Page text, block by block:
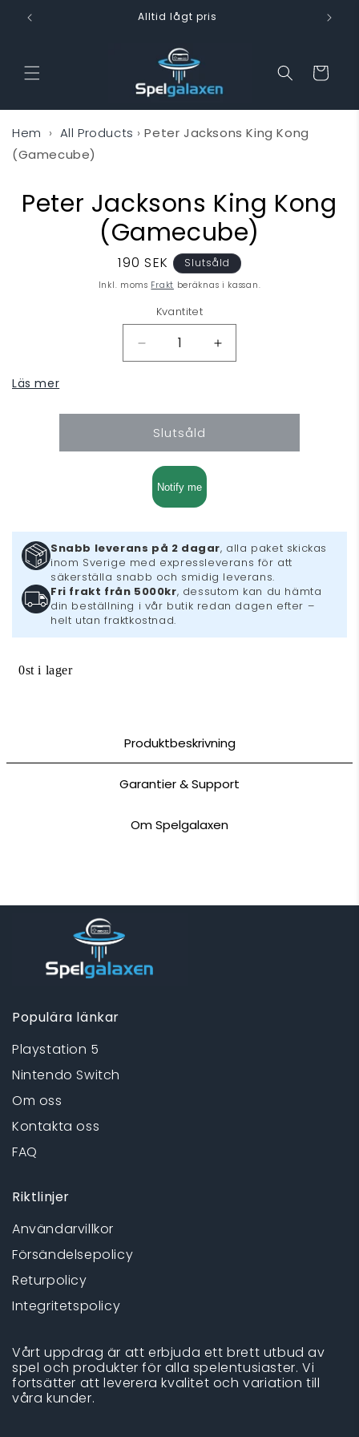
vidare
till
Alltid lågt pris
Varukorg
Hem › All Products › Peter Jacksons King Kong
(Gamecube)
vidare till
Peter Jacksons King Kong
(Gamecube)
Ordinarie
pris
190 SEK Slutsåld
Inkl. moms Frakt beräknas i kassan.
Kvantitet
Minska
kvantitet
Jacksons
King
Kong
(Gamecube)
Öka
kvantitet
Jacksons
Kong
Läs mer
Slutsåld
Notify me
Snabb leverans på 2 dagar, alla paket skickas
inom Sverige med expressleverans för att
säkerställa snabb och smidig leverans.
Fri frakt från 5000kr, dessutom kan du hämta
din beställning i vår butik redan dagen efter –
helt utan fraktkostnad.
0st i lager
Produktbeskrivning
Garantier & Support
Om Spelgalaxen
Populära länkar
Playstation 5
Nintendo Switch
Om oss
Kontakta oss
FAQ
Riktlinjer
Användarvillkor
Försändelsepolicy
Returpolicy
Integritetspolicy
Vårt uppdrag är att erbjuda ett brett utbud av
spel och produkter för alla spelentusiaster. Vi
fortsätter att leverera kvalitet och variation till
våra kunder.